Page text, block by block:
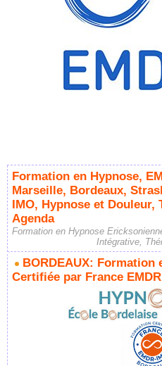
Formation en Hypnose,
Marseille, Bordeaux,
IMO, Hypnose et Douleur,
Agenda
Formation en Hypnose
Intégrative,
BORDEAUX: Formation
Certifiée par France